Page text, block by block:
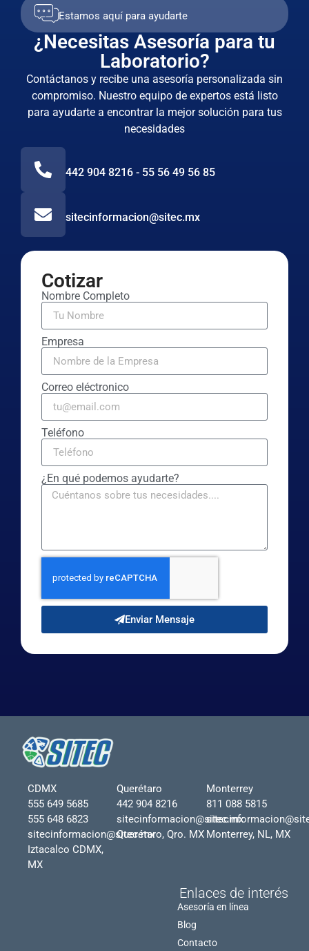
Estamos aquí para ayudarte
¿Necesitas Asesoría para tu
Laboratorio?
Contáctanos y recibe una asesoría personalizada sin
compromiso. Nuestro equipo de expertos está listo
para ayudarte a encontrar la mejor solución para tus
necesidades
442 904 8216 - 55 56 49 56 85
sitecinformacion@sitec.mx
Cotizar
Nombre Completo
Empresa
Correo eléctronico
Teléfono
¿En qué podemos ayudarte?
Enviar Mensaje
CDMX
555 649 5685
555 648 6823
sitecinformacion@sitec.mx
Iztacalco CDMX,
MX
Querétaro
442 904 8216
sitecinformacion@sitec.mx
Querétaro, Qro. MX
Monterrey
811 088 5815
Monterrey, NL, MX
Enlaces de interés
Asesoría en línea
Blog
Contacto